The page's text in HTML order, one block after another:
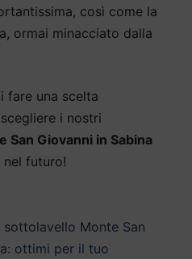
così come la
ormai minacciato dalla
fare una scelta
i nostri
San Giovanni in Sabina
futuro!
Monte San
ottimi per il tuo